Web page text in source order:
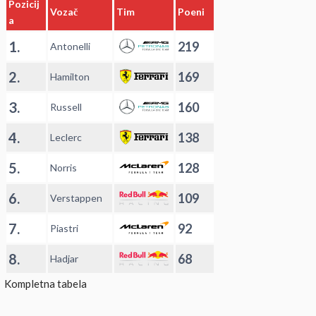
Pozicij
a
Vozač Tim Poeni
1. Antonelli 219
2. Hamilton 169
3. Russell 160
4. Leclerc 138
5. Norris 128
6. Verstappen 109
7. Piastri 92
8. Hadjar 68
Kompletna tabela